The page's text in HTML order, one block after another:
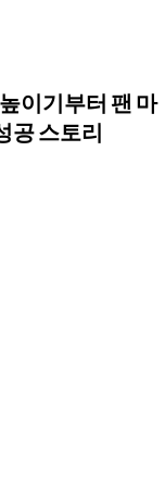
이기부터 팬 마
공 스토리